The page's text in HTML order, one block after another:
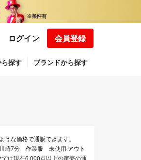
ログイン 会員登録
探す ブランドから探す
な価格で通販できます。
崎7分 作業服 未使用 アウト
は現在6,000点以上の寅壱の通